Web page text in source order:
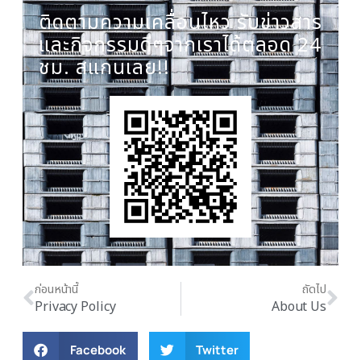
ติดตามความเคลื่อนไหว รับข่าวสาร
และกิจกรรมดีๆจากเราได้ตลอด 24
ชม. สแกนเลย!!
ก่อนหน้านี้
Privacy Policy
ถัดไป
About Us
Facebook Twitter